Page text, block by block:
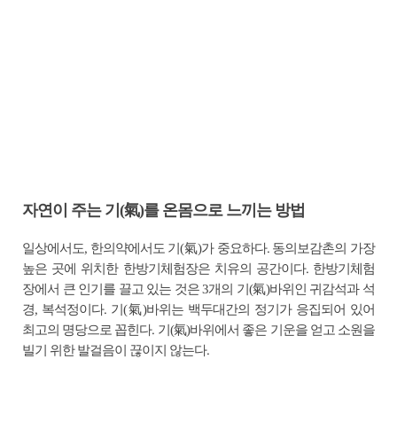
자연이 주는 기(氣)를 온몸으로 느끼는 방법
일상에서도, 한의약에서도 기(氣)가 중요하다. 동의보감촌의 가장
높은 곳에 위치한 한방기체험장은 치유의 공간이다. 한방기체험
장에서 큰 인기를 끌고 있는 것은 3개의 기(氣)바위인 귀감석과 석
경, 복석정이다. 기(氣)바위는 백두대간의 정기가 응집되어 있어
최고의 명당으로 꼽힌다. 기(氣)바위에서 좋은 기운을 얻고 소원을
빌기 위한 발걸음이 끊이지 않는다.